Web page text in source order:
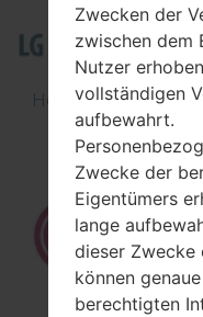
How to Flash
using
Zwecken der
zwischen dem
Nutzer
vollständigen
aufbewahrt.
Zwecke der
Eigentümers
lange
dieser
können
berechtigten